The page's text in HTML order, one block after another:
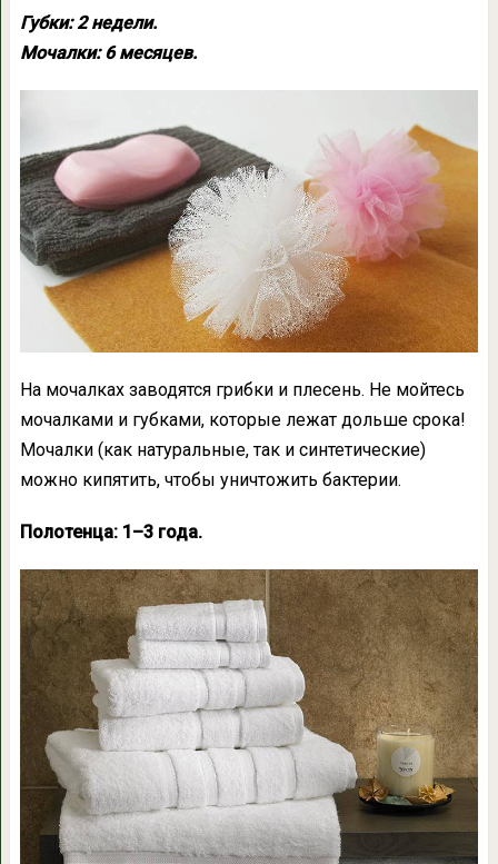
Губки: 2 недели.
Мочалки: 6 месяцев.
На мочалках заводятся грибки и плесень. Не мойтесь
мочалками и губками, которые лежат дольше срока!
Мочалки (как натуральные, так и синтетические)
можно кипятить, чтобы уничтожить бактерии.
Полотенца: 1–3 года.